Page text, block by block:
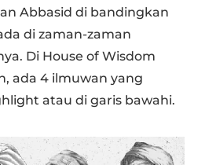
Abbasid di bandingkan
di zaman-zaman
Di House of Wisdom
ada 4 ilmuwan yang
atau di garis bawahi.